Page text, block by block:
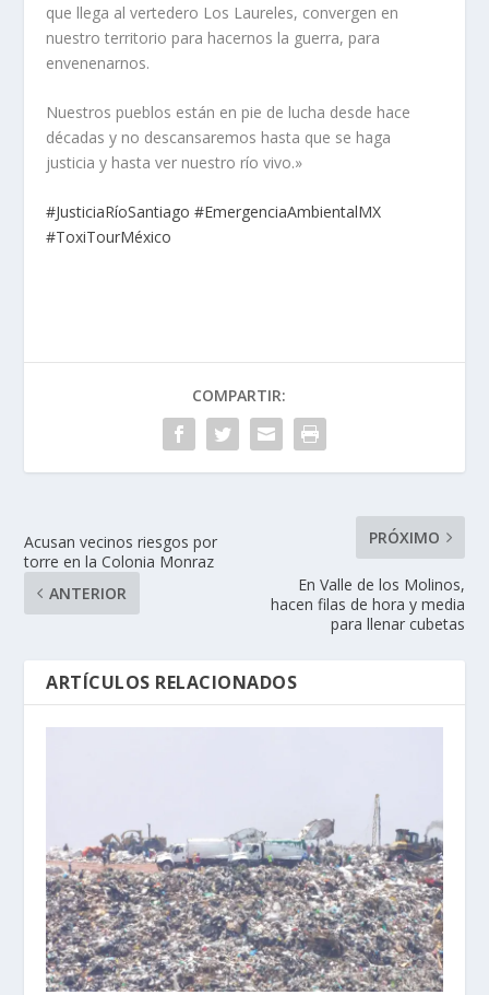
que llega al vertedero Los Laureles, convergen en
nuestro territorio para hacernos la guerra, para
envenenarnos.
Nuestros pueblos están en pie de lucha desde hace
décadas y no descansaremos hasta que se haga
justicia y hasta ver nuestro río vivo.»
#JusticiaRíoSantiago #EmergenciaAmbientalMX
#ToxiTourMéxico
COMPARTIR:
Acusan vecinos riesgos por
torre en la Colonia Monraz
ANTERIOR
PRÓXIMO
En Valle de los Molinos,
hacen filas de hora y media
para llenar cubetas
ARTÍCULOS RELACIONADOS